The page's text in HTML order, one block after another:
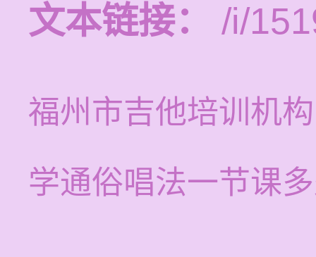
文本链接：
/i/
福州市吉他培训机构
学通俗唱法一节课